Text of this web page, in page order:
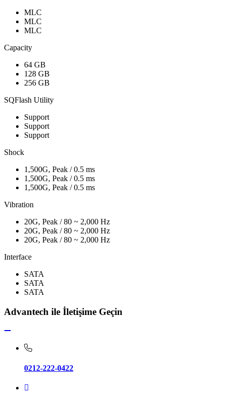
MLC
MLC
MLC
Capacity
64 GB
128 GB
256 GB
SQFlash Utility
Support
Support
Support
Shock
1,500G, Peak / 0.5 ms
1,500G, Peak / 0.5 ms
1,500G, Peak / 0.5 ms
Vibration
20G, Peak / 80 ~ 2,000 Hz
20G, Peak / 80 ~ 2,000 Hz
20G, Peak / 80 ~ 2,000 Hz
Interface
SATA
SATA
SATA
Advantech ile İletişime Geçin
0212-222-0422